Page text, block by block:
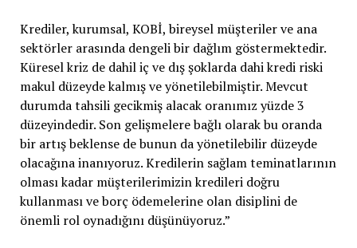
Krediler, kurumsal, KOBİ, bireysel müşteriler ve ana
sektörler arasında dengeli bir dağlım göstermektedir.
Küresel kriz de dahil iç ve dış şoklarda dahi kredi riski
makul düzeyde kalmış ve yönetilebilmiştir. Mevcut
durumda tahsili gecikmiş alacak oranımız yüzde 3
düzeyindedir. Son gelişmelere bağlı olarak bu oranda
bir artış beklense de bunun da yönetilebilir düzeyde
olacağına inanıyoruz. Kredilerin sağlam teminatlarının
olması kadar müşterilerimizin kredileri doğru
kullanması ve borç ödemelerine olan disiplini de
önemli rol oynadığını düşünüyoruz.”